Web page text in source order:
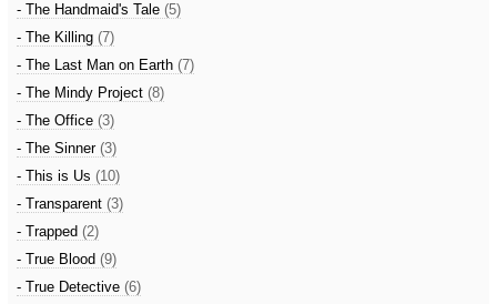
- The Handmaid's Tale (5)
- The Killing (7)
- The Last Man on Earth (7)
- The Mindy Project (8)
- The Office (3)
- The Sinner (3)
- This is Us (10)
- Transparent (3)
- Trapped (2)
- True Blood (9)
- True Detective (6)